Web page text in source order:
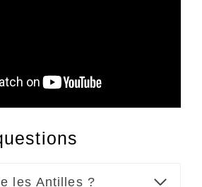
les Antilles ?